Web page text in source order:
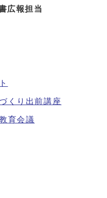
広報担当
くり出前講座
育会議